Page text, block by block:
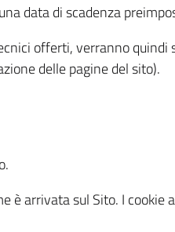
data di scadenza
offerti, verranno
delle pagine del sito).
arrivata sul Sito. I cookie